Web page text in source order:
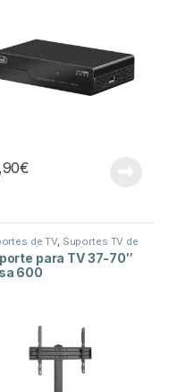
€
de TV, Suportes TV de
TV Áudio e Vídeo
para TV 37-70″
600